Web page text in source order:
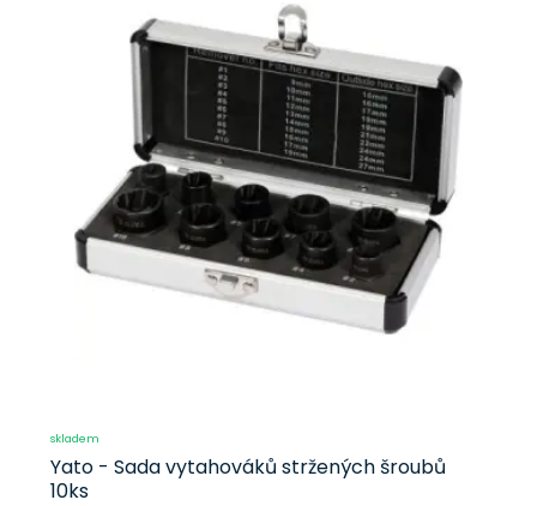
skladem
Yato - Sada vytahováků stržených šroubů
10ks